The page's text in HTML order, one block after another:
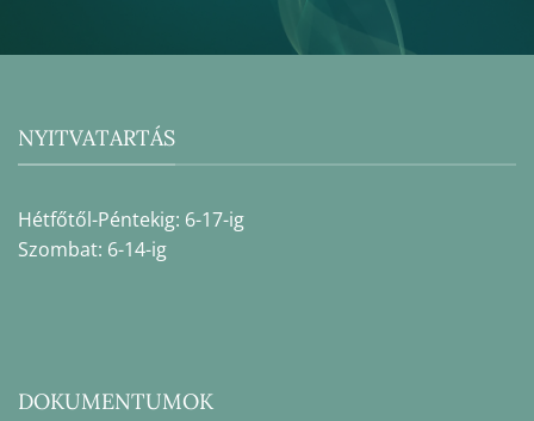
NYITVATARTÁS
Hétfőtől-Péntekig: 6-17-ig
Szombat: 6-14-ig
DOKUMENTUMOK